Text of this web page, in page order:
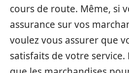
cours de route. Même, si
assurance sur vos
voulez vous assurer que
satisfaits de votre service.